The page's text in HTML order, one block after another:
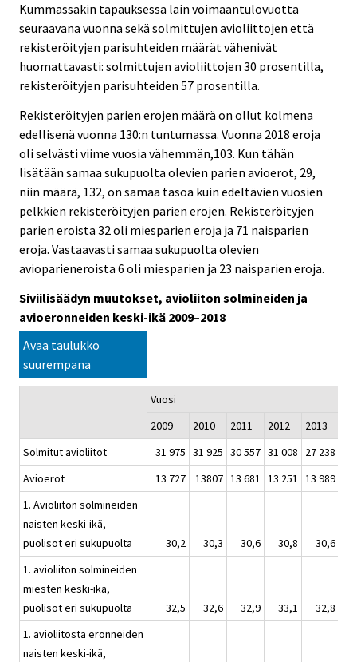
Kummassakin tapauksessa lain voimaantulovuotta
seuraavana vuonna sekä solmittujen avioliittojen että
rekisteröityjen parisuhteiden määrät vähenivät
huomattavasti: solmittujen avioliittojen 30 prosentilla,
rekisteröityjen parisuhteiden 57 prosentilla.
Rekisteröityjen parien erojen määrä on ollut kolmena
edellisenä vuonna 130:n tuntumassa. Vuonna 2018 eroja
oli selvästi viime vuosia vähemmän,103. Kun tähän
lisätään samaa sukupuolta olevien parien avioerot, 29,
niin määrä, 132, on samaa tasoa kuin edeltävien vuosien
pelkkien rekisteröityjen parien erojen. Rekisteröityjen
parien eroista 32 oli miesparien eroja ja 71 naisparien
eroja. Vastaavasti samaa sukupuolta olevien
avioparieneroista 6 oli miesparien ja 23 naisparien eroja.
Siviilisäädyn muutokset, avioliiton solmineiden ja
avioeronneiden keski-ikä 2009–2018
Avaa taulukko
suurempana
Vuosi
2009
2010 2011 2012 2013
Solmitut avioliitot
31 975 31 925 30 557 31 008 27 238
Avioerot
13 727 13807 13 681 13 251 13 989
1. Avioliiton solmineiden
naisten keski-ikä,
puolisot eri sukupuolta
30,2 30,3 30,6 30,8 30,6
1. avioliiton solmineiden
miesten keski-ikä,
puolisot eri sukupuolta
32,5 32,6 32,9 33,1 32,8
1. avioliitosta eronneiden
naisten keski-ikä,